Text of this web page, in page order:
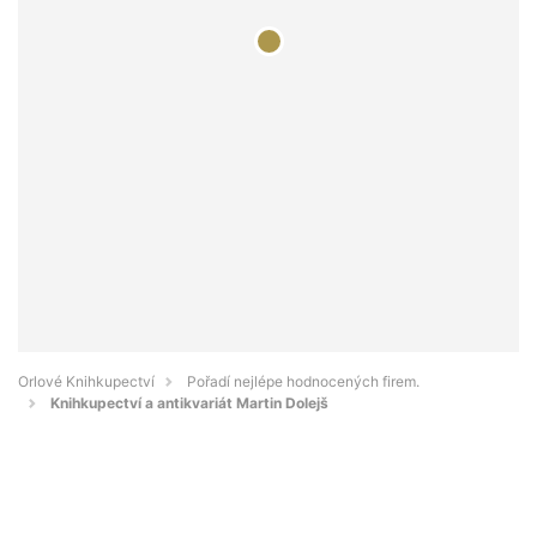
Orlové Knihkupectví
Pořadí nejlépe hodnocených firem.
Knihkupectví a antikvariát Martin Dolejš